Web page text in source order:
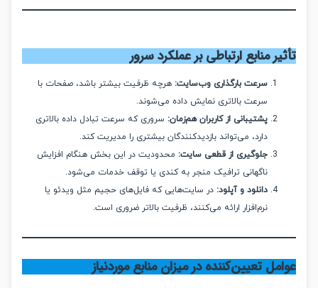
منابع ارتباطی بر عملکرد سرور
سرعت بارگذاری وب‌سایت: هرچه ظرفیت بیشتر باشد، صفحات با
سرعت بالاتری نمایش داده می‌شوند.
پشتیبانی از کاربران هم‌زمان:سروری که سرعت تبادل داده بالاتری
دارد، می‌تواند بازدیدکنندگان بیشتری را مدیریت کند.
جلوگیری از قطعی سایت:محدودیت در این بخش هنگام افزایش
ناگهانی ترافیک منجر به کندی یا توقف خدمات می‌شود.
دانلود و آپلود:در سایت‌هایی که فایل‌های حجیم مثل ویدئو یا
نرم‌افزار ارائه می‌کنند، ظرفیت بالاتر ضروری است.
تعیین‌کننده در میزان منابع موردنیاز